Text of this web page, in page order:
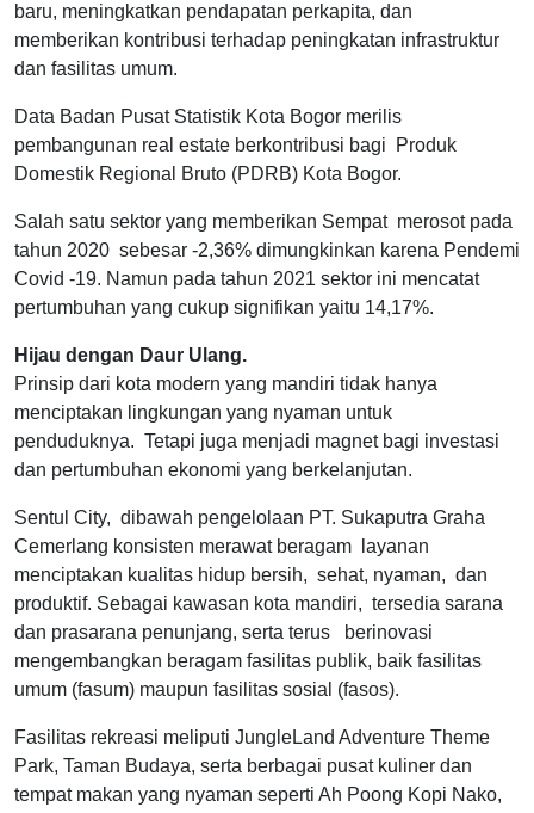
baru, meningkatkan pendapatan perkapita, dan
memberikan kontribusi terhadap peningkatan infrastruktur
dan fasilitas umum.
Data Badan Pusat Statistik Kota Bogor merilis
pembangunan real estate berkontribusi bagi Produk
Domestik Regional Bruto (PDRB) Kota Bogor.
Salah satu sektor yang memberikan Sempat merosot pada
tahun 2020 sebesar -2,36% dimungkinkan karena Pendemi
Covid -19. Namun pada tahun 2021 sektor ini mencatat
pertumbuhan yang cukup signifikan yaitu 14,17%.
Hijau dengan Daur Ulang.
Prinsip dari kota modern yang mandiri tidak hanya
menciptakan lingkungan yang nyaman untuk
penduduknya. Tetapi juga menjadi magnet bagi investasi
dan pertumbuhan ekonomi yang berkelanjutan.
Sentul City, dibawah pengelolaan PT. Sukaputra Graha
Cemerlang konsisten merawat beragam layanan
menciptakan kualitas hidup bersih, sehat, nyaman, dan
produktif. Sebagai kawasan kota mandiri, tersedia sarana
dan prasarana penunjang, serta terus berinovasi
mengembangkan beragam fasilitas publik, baik fasilitas
umum (fasum) maupun fasilitas sosial (fasos).
Fasilitas rekreasi meliputi JungleLand Adventure Theme
Park, Taman Budaya, serta berbagai pusat kuliner dan
tempat makan yang nyaman seperti Ah Poong Kopi Nako,